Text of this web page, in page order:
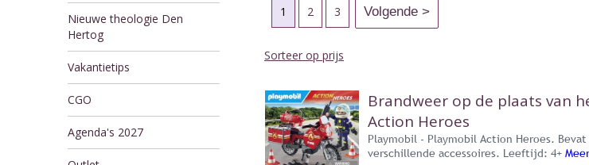
Nieuwe theologie Den
Hertog
Vakantietips
CGO
Agenda's 2027
1 2 3
Sorteer op prijs
Brandweer op de plaats van
Action Heroes
Playmobil - Playmobil Action Heroes.
verschillende accessoires. Leeftijd: 4+ Meer